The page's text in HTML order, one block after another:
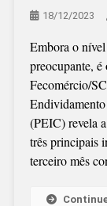
18/12/2023
Embora o
preocupante, é
Fecomércio/
(PEIC) revela
três principais
terceiro mês